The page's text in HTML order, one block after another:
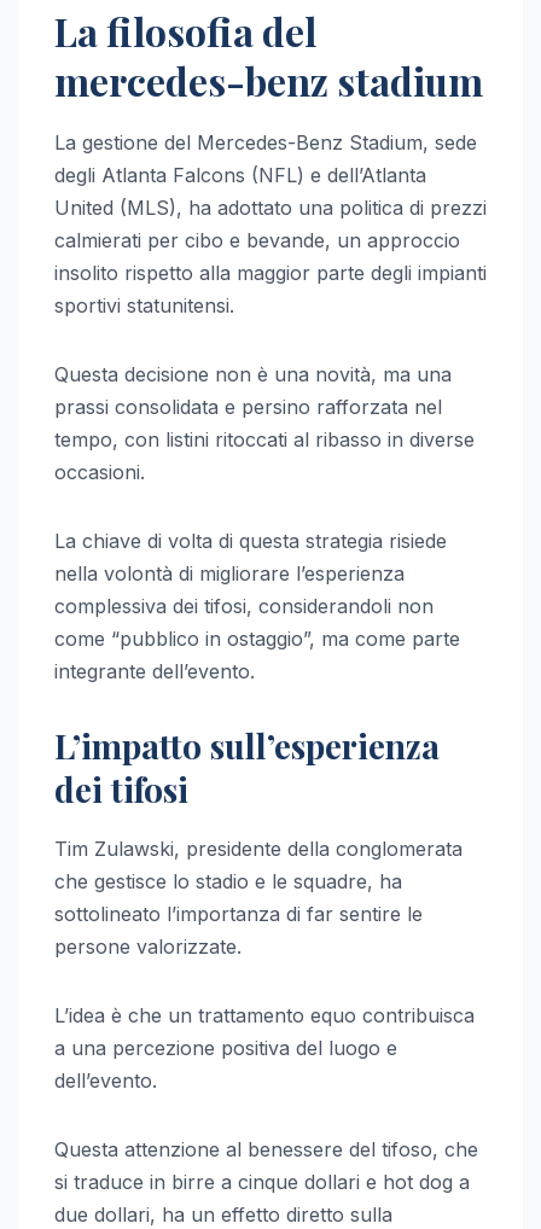
La filosofia del
mercedes-benz stadium
La gestione del Mercedes-Benz Stadium, sede
degli Atlanta Falcons (NFL) e dell’Atlanta
United (MLS), ha adottato una politica di prezzi
calmierati per cibo e bevande, un approccio
insolito rispetto alla maggior parte degli impianti
sportivi statunitensi.
Questa decisione non è una novità, ma una
prassi consolidata e persino rafforzata nel
tempo, con listini ritoccati al ribasso in diverse
occasioni.
La chiave di volta di questa strategia risiede
nella volontà di migliorare l’esperienza
complessiva dei tifosi, considerandoli non
come “pubblico in ostaggio”, ma come parte
integrante dell’evento.
L’impatto sull’esperienza
dei tifosi
Tim Zulawski, presidente della conglomerata
che gestisce lo stadio e le squadre, ha
sottolineato l’importanza di far sentire le
persone valorizzate.
L’idea è che un trattamento equo contribuisca
a una percezione positiva del luogo e
dell’evento.
Questa attenzione al benessere del tifoso, che
si traduce in birre a cinque dollari e hot dog a
due dollari, ha un effetto diretto sulla